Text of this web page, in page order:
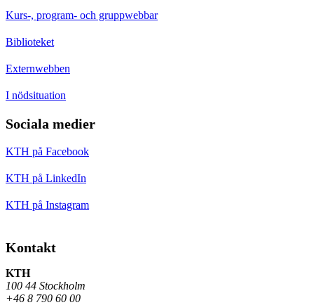
Kurs-, program- och gruppwebbar
Biblioteket
Externwebben
I nödsituation
Sociala medier
KTH på Facebook
KTH på LinkedIn
KTH på Instagram
Kontakt
KTH
100 44 Stockholm
+46 8 790 60 00